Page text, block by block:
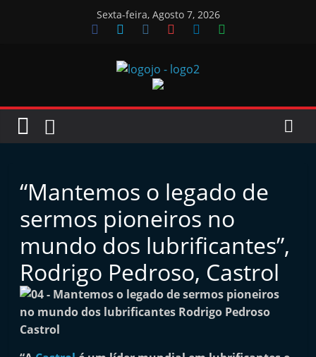
Sexta-feira, Agosto 7, 2026
Jornal
Oficinas
o
r
n
l
“Mantemos o legado de
sermos pioneiros no
mundo dos lubrificantes”,
Rodrigo Pedroso, Castrol